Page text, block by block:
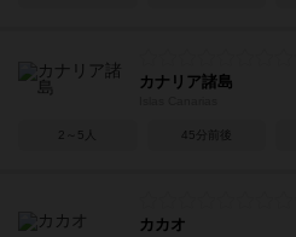
カナリア諸島
2～5人 45分前後
カカオ